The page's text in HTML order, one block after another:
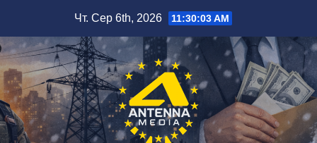
вмісту
Чт. Сер 6th, 2026 11:30:04 AM